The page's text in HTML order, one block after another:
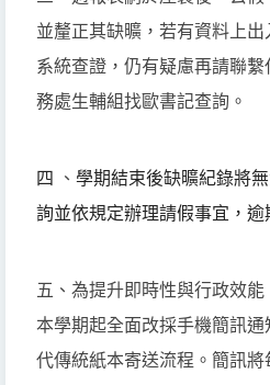
並釐正其缺曠，若有資料上
系統查證，仍有疑慮再請聯
務處生輔組找歐書記查詢。
四 、 學期結束後缺曠紀錄將無
詢並依規定辦理請假事宜，逾
五、為提升即時性與行政效能
本學期起全面改採手機簡訊
代傳統紙本寄送流程。簡訊將